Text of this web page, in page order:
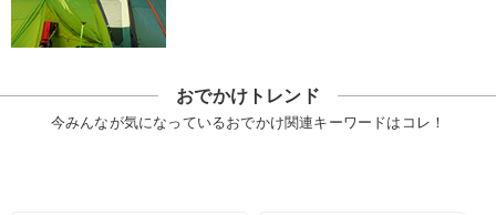
おでかけトレンド
今みんなが気になっているおでかけ関連キーワードはコレ！